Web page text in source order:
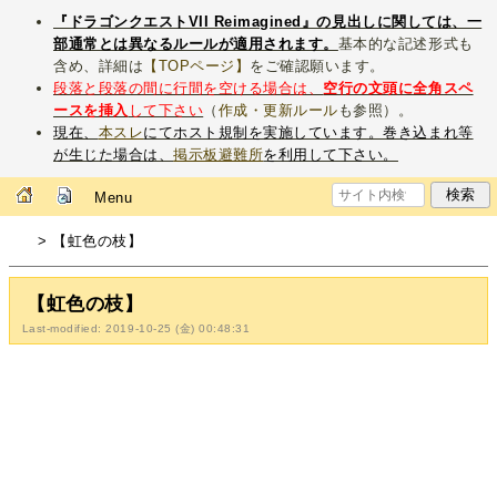
『ドラゴンクエストVII Reimagined』の見出しに関しては、一
部通常とは異なるルールが適用されます。 基本的な記述形式も
含め、詳細は 【TOPページ】 をご確認願います。
段落と段落の間に行間を空ける場合は、 空行の文頭に全角スペ
ースを挿入 して下さい （ 作成・更新ルール も参照）。
現在、 本スレにてホスト規制を実施しています。巻き込まれ等
が生じた場合は、掲示板避難所を利用して下さい。
Menu
> 【虹色の枝】
【虹色の枝】
Last-modified: 2019-10-25 (金) 00:48:31